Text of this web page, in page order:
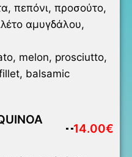
πεπόνι, προσούτο,
αμυγδάλου,
melon, prosciutto,
balsamic
14.00€